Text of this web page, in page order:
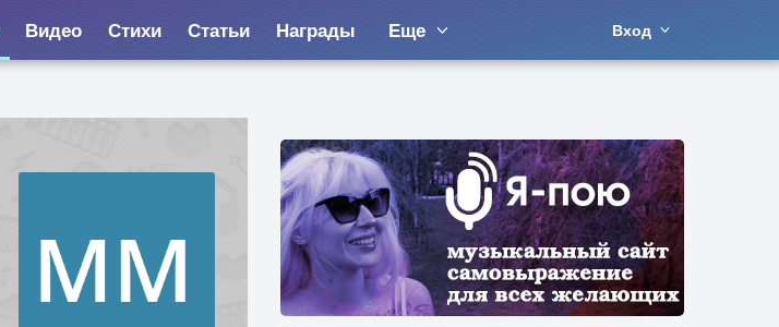
Видео Стихи Статьи Награды Еще Вход